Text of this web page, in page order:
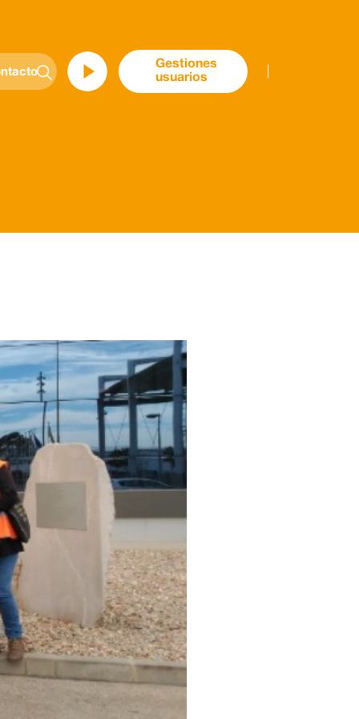
Gestiones
usuarios